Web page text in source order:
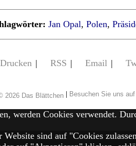
Jan Opal, Polen,
Drucken | RSS | Email |
| Besuchen Sie uns
werden Cookies verwendet.
sind auf "Cookies